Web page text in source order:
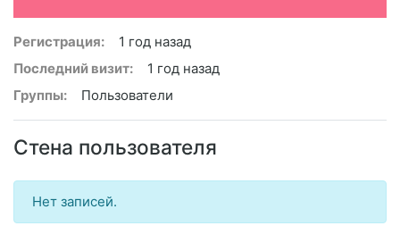
Регистрация:
1 год назад
Последний визит:
1 год назад
Группы:
Пользователи
Стена пользователя
Нет записей.